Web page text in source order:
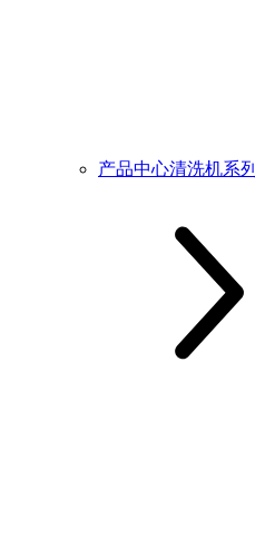
产品中心清洗机系列